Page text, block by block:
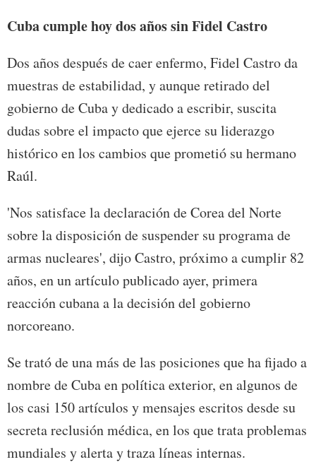
Cuba cumple hoy dos años sin Fidel Castro
Dos años después de caer enfermo, Fidel Castro da
muestras de estabilidad, y aunque retirado del
gobierno de Cuba y dedicado a escribir, suscita
dudas sobre el impacto que ejerce su liderazgo
histórico en los cambios que prometió su hermano
Raúl.
'Nos satisface la declaración de Corea del Norte
sobre la disposición de suspender su programa de
armas nucleares', dijo Castro, próximo a cumplir 82
años, en un artículo publicado ayer, primera
reacción cubana a la decisión del gobierno
norcoreano.
Se trató de una más de las posiciones que ha fijado a
nombre de Cuba en política exterior, en algunos de
los casi 150 artículos y mensajes escritos desde su
secreta reclusión médica, en los que trata problemas
mundiales y alerta y traza líneas internas.